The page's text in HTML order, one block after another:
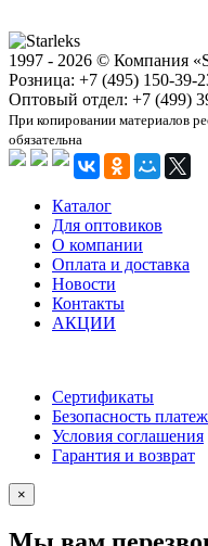
1997 - 2026 © Компания
Розница: +7 (495) 150-39-
Оптовый отдел: +7 (499)
При копировании материалов
обязательна
Каталог
Для оптовиков
О компании
Оплата и доставка
Новости
Контакты
АКЦИИ
Сертификаты
Безопасность
Условия соглашения
Гарантия и возврат
×